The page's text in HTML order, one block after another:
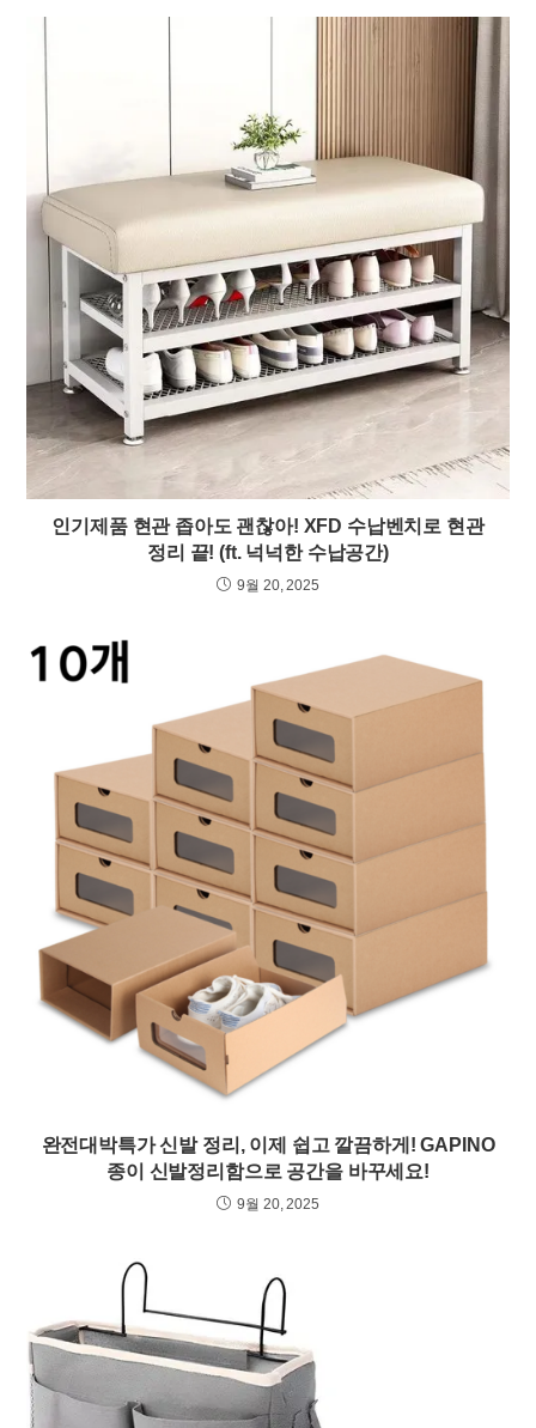
인기제품 현관 좁아도 괜찮아! XFD 수납벤치로 현관
정리 끝! (ft. 넉넉한 수납공간)
9월 20, 2025
완전대박특가 신발 정리, 이제 쉽고 깔끔하게! GAPINO
종이 신발정리함으로 공간을 바꾸세요!
9월 20, 2025